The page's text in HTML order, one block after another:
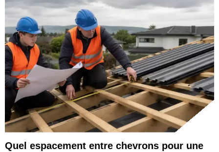
Quel espacement entre chevrons pour une